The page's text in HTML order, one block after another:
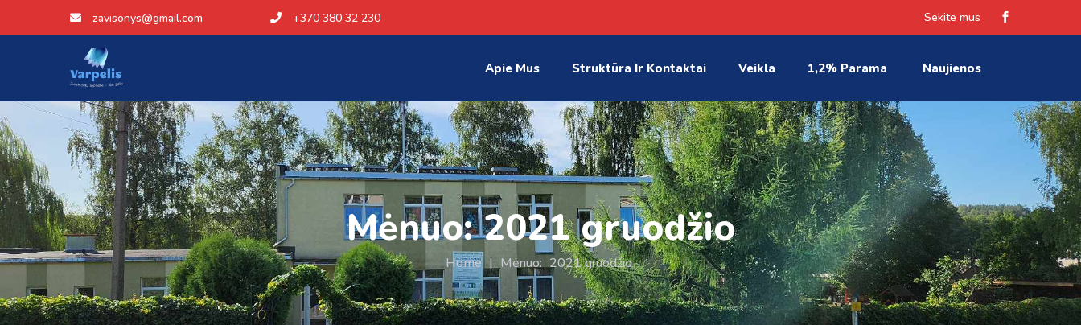
zavisonys@gmail.com +370 380 32 230 Sekite mus
Apie Mus Struktūra Ir Kontaktai Veikla 1,2% Parama Naujienos
Mėnuo:2021 gruodžio
Home | Mėnuo: 2021 gruodžio